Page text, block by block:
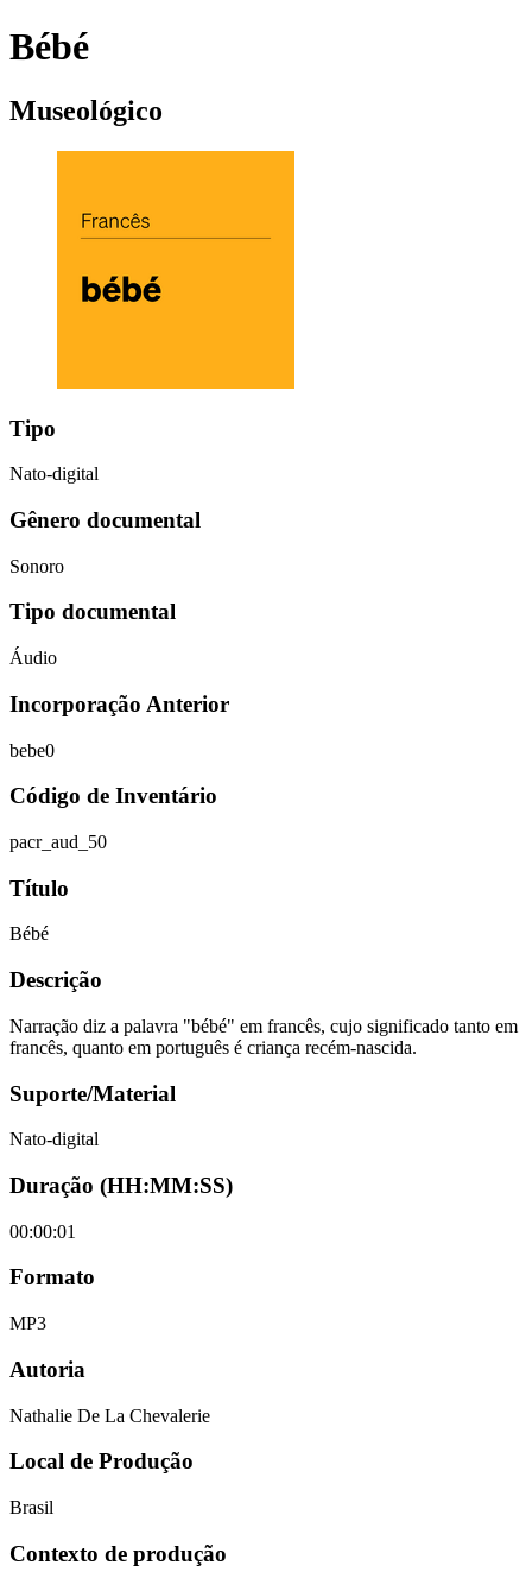
Bébé
Museológico
Tipo
Nato-digital
Gênero documental
Sonoro
Tipo documental
Áudio
Incorporação Anterior
bebe0
Código de Inventário
pacr_aud_50
Título
Bébé
Descrição
Narração diz a palavra "bébé" em francês, cujo significado tanto em
francês, quanto em português é criança recém-nascida.
Suporte/Material
Nato-digital
Duração (HH:MM:SS)
00:00:01
Formato
MP3
Autoria
Nathalie De La Chevalerie
Local de Produção
Brasil
Contexto de produção